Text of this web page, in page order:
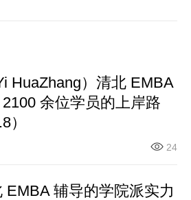
HuaZhang）清北 EMBA
余位学员的上岸路
）
24
EMBA 辅导的学院派实力